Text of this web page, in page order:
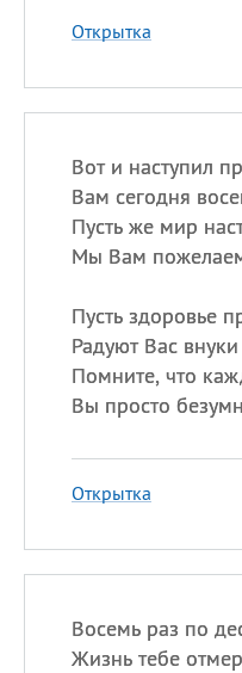
Открытка
Вот и наступил
Вам сегодня
Пусть же мир
Мы Вам
Пусть здоровье
Радуют Вас
Помните, что
Вы просто
Открытка
Восемь раз по
Жизнь тебе